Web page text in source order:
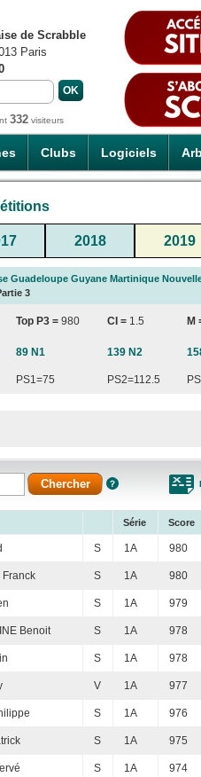
Clubs Logiciels
de Scrabble
Paris
332 visiteurs
2018 2019
Guadeloupe Guyane Martinique
3
Top P3 = 980 CI = 1.5 M
89 N1 139 N2
PS1=75 PS2=112.5
Série Score
S 1A 980
Franck S 1A 980
S 1A 979
Benoit S 1A 978
S 1A 978
V 1A 977
S 1A 976
S 1A 975
S 1A 974